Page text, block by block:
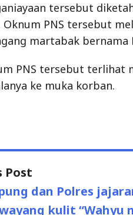
tersebut
Oknum PNS tersebut
martabak bernama
PNS tersebut terlihat
ke muka korban.
Post
post:
dan Polres
kulit “Wahyu